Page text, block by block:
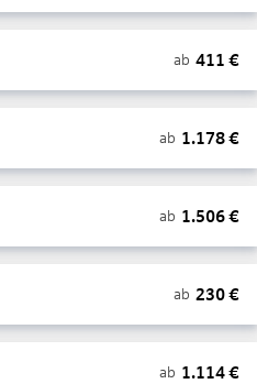
ab 411 €
ab 1.178€
ab 1.506€
ab 230€
ab 1.114€